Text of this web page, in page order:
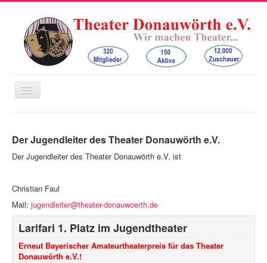
Navigation
Der Verein
Bauernbühne Auchsesheim
Kinder- und Jugendtheater
Spenden
Der Jugendleiter des Theater Donauwörth e.V.
Der Jugendleiter des Theater Donauwörth e.V. ist
Christian Faul
Mail: jugendleiter@theater-donauwoerth.de
Larifari 1. Platz im Jugendtheater
Erneut Bayerischer Amateurtheaterpreis für das Theater
Donauwörth e.V.!